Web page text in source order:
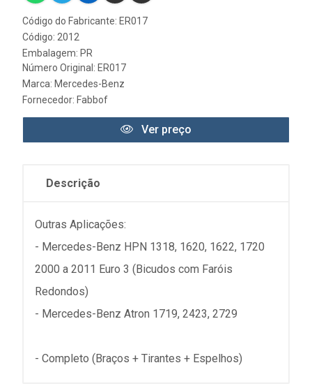
Código do Fabricante: ER017
Código: 2012
Embalagem: PR
Número Original: ER017
Marca: Mercedes-Benz
Fornecedor: Fabbof
Ver preço
Descrição
Outras Aplicações:
- Mercedes-Benz HPN 1318, 1620, 1622, 1720
2000 a 2011 Euro 3 (Bicudos com Faróis
Redondos)
- Mercedes-Benz Atron 1719, 2423, 2729
- Completo (Braços + Tirantes + Espelhos)